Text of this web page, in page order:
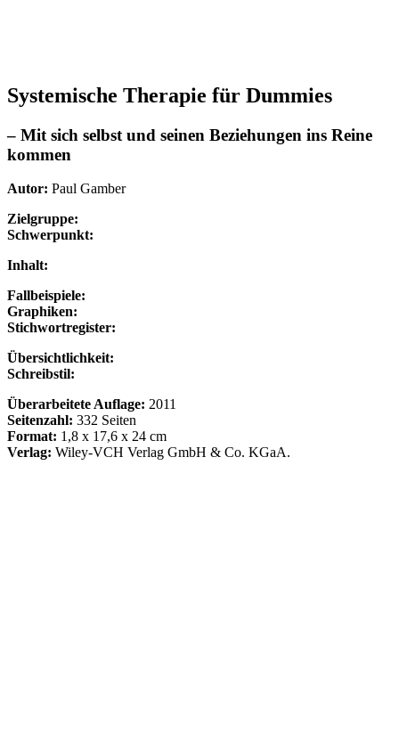
Systemische Therapie für Dummies
– Mit sich selbst und seinen Beziehungen ins Reine
kommen
Autor: Paul Gamber
Zielgruppe:
Schwerpunkt:
Inhalt:
Fallbeispiele:
Graphiken:
Stichwortregister:
Übersichtlichkeit:
Schreibstil:
Überarbeitete Auflage: 2011
Seitenzahl: 332 Seiten
Format: 1,8 x 17,6 x 24 cm
Verlag: Wiley-VCH Verlag GmbH & Co. KGaA.